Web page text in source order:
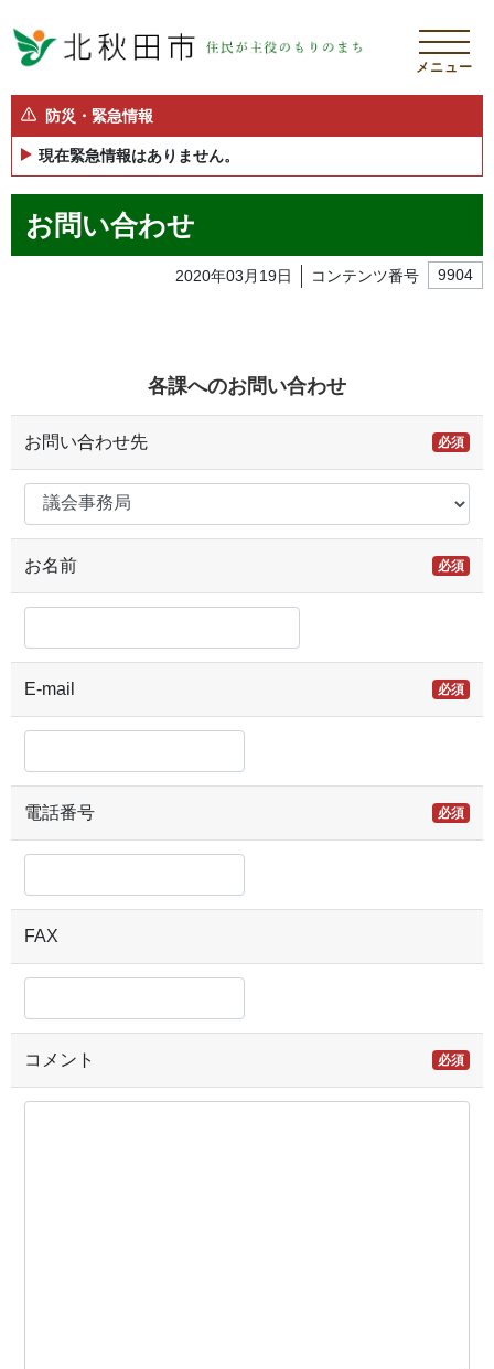
メニュー
防災・緊急情報
現在緊急情報はありません。
お問い合わせ
2020年03月19日 コンテンツ番号 9904
各課へのお問い合わせ
お問い合わせ先 必須
お名前 必須
E-mail 必須
電話番号 必須
FAX
コメント 必須